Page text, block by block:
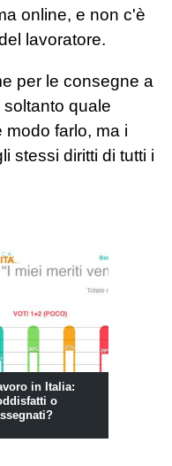
online, e non c'è
lavoratore.
per le consegne a
quale
farlo, ma i
stessi diritti di tutti i
in Italia:
o